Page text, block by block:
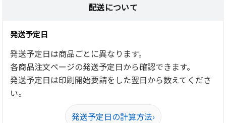
配送について
発送予定日
発送予定日は商品ごとに異なります。
各商品注文ページの発送予定日から確認できます。
発送予定日は印刷開始要請をした翌日から数えてくださ
い。
発送予定日の計算方法›